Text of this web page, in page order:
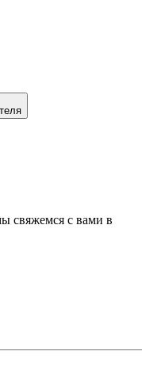
свяжемся с вами в